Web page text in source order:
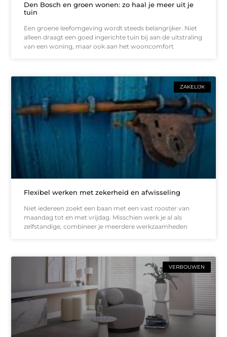
Den Bosch en groen wonen: zo haal je meer uit je
tuin
Een groene leefomgeving wordt steeds belangrijker. Niet
alleen draagt een goed ingerichte tuin bij aan de uitstraling
van een woning, maar ook aan het wooncomfort
ZAKELIJK
Flexibel werken met zekerheid en afwisseling
Niet iedereen zoekt een baan met een vast rooster van
maandag tot en met vrijdag. Misschien werk je al als
zelfstandige, combineer je meerdere werkzaamheden
VERBOUWEN